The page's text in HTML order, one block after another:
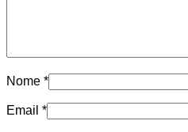
Nome *
Email *